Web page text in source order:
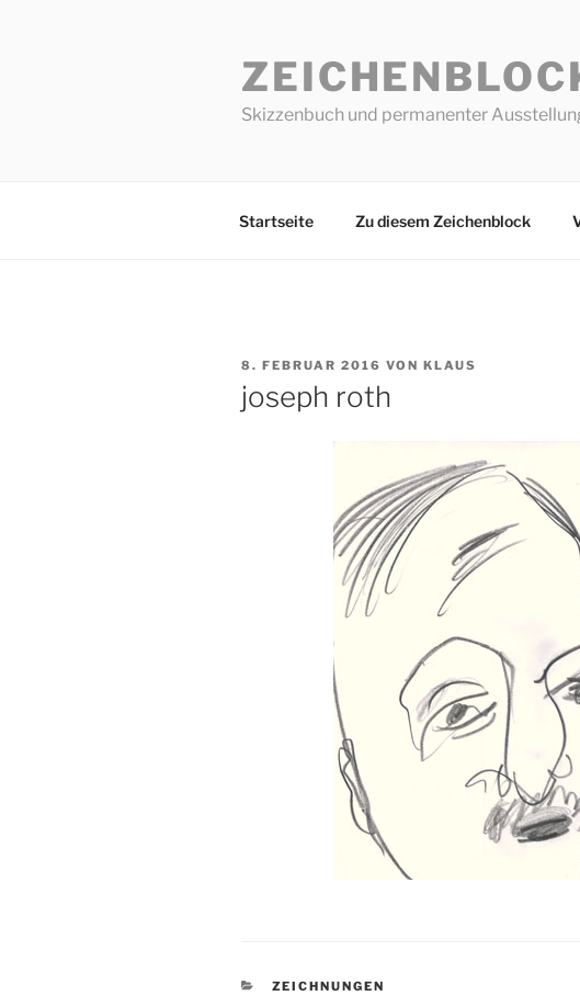
Skizzenbuch und permanenter
Startseite Zu diesem Zeichenblock
VERÖFFENTLICHT
AM
8. FEBRUAR 2016 VON KLAUS
joseph roth
KATEGORIEN
ZEICHNUNGEN